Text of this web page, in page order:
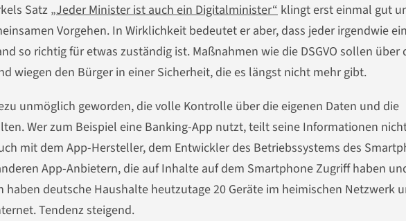
Satz„Jeder Minister ist auch ein Digitalminister“ klingt erst einmal gut
Vorgehen. In Wirklichkeit bedeutet er aber, dass jeder irgendwie
so richtig für etwas zuständig ist. Maßnahmen wie die DSGVO sollen über
wiegen den Bürger in einer Sicherheit, die es längst nicht mehr gibt.
unmöglich geworden, die volle Kontrolle über die eigenen Daten und die
Wer zum Beispiel eine Banking-App nutzt, teilt seine Informationen
mit dem App-Hersteller, dem Entwickler des Betriebssystems des
App-Anbietern, die auf Inhalte auf dem Smartphone Zugriff haben
deutsche Haushalte heutzutage 20 Geräte im heimischen Netzwerk
Tendenz steigend.